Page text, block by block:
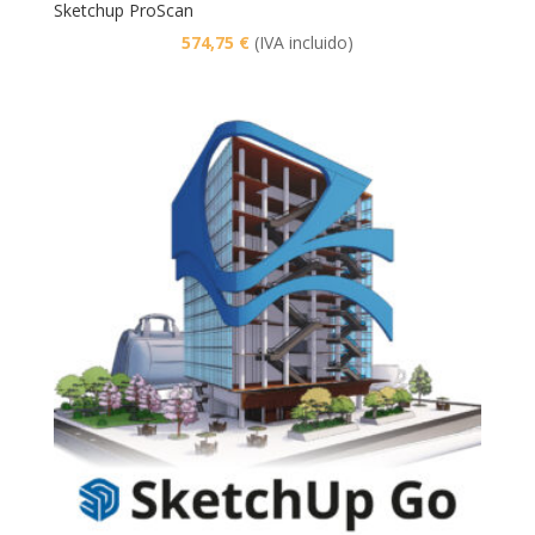
Sketchup ProScan
574,75 € (IVA incluido)